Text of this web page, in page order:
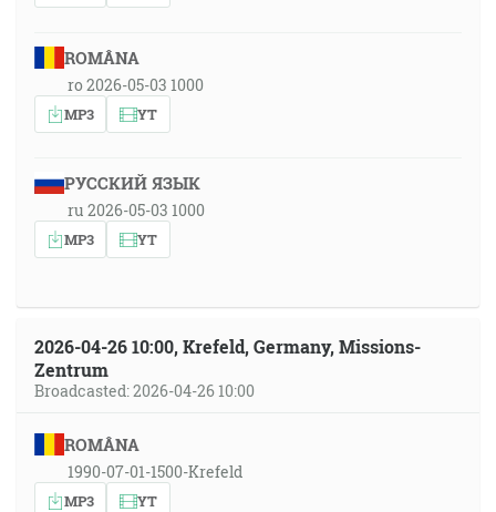
ROMÂNA
ro 2026-05-03 1000
MP3 YT
РУССКИЙ ЯЗЫК
ru 2026-05-03 1000
MP3 YT
2026-04-26 10:00, Krefeld, Germany, Missions-
Zentrum
Broadcasted: 2026-04-26 10:00
ROMÂNA
1990-07-01-1500-Krefeld
MP3 YT